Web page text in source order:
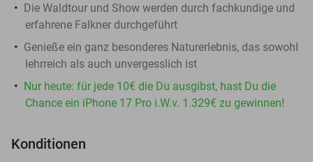
Die Waldtour und Show werden durch fachkundige und
erfahrene Falkner durchgeführt
Genieße ein ganz besonderes Naturerlebnis, das sowohl
lehrreich als auch unvergesslich ist
Nur heute: für jede 10€ die Du ausgibst, hast Du die
Chance ein iPhone 17 Pro i.W.v. 1.329€ zu gewinnen!
Konditionen